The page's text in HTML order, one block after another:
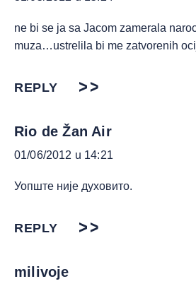
ne bi se ja sa Jacom zamerala
muza…ustrelila bi me zatvorenih
REPLY
Rio de Žan Air
01/06/2012 u 14:21
Уопште није духовито.
REPLY
milivoje